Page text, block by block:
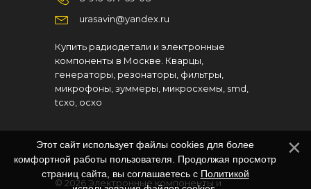
urasavin@yandex.ru
Купить радиодетали и электронные
компоненты в Москве. Кварцы,
генераторы, резонаторы, фильтры,
микрофоны, зуммеры, микросхемы, smd,
tcxo, ocxo
© 2026Электронные компоненты и
Этот сайт использует файлы cookies для более
комфортной работы пользователя. Продолжая просмотр
страниц сайта, вы соглашаетесь с Политикой